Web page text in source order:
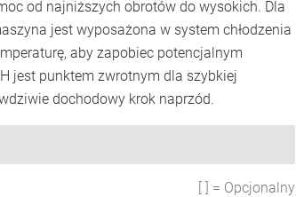
od najniższych obrotów do wysokich. Dla
jest wyposażona w system chłodzenia
aby zapobiec potencjalnym
jest punktem zwrotnym dla szybkiej
dochodowy krok naprzód.
[ ] = Opcjonalny